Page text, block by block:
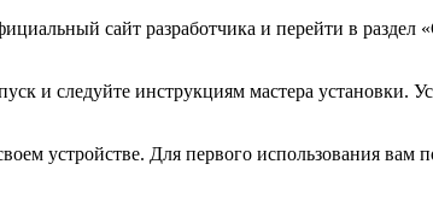
сайт разработчика и перейти в раздел
и следуйте инструкциям мастера
устройстве. Для первого использования вам